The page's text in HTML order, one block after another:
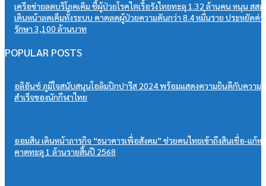
เครือข่ายลดบริโภคเค็ม ชี้ผู้ป่วยโรคไตเรื้อรังไทยทะลุ 1.32 ล้านคน หนุน สสส.
เดินหน้าลดเค็มทั้งระบบ คาดลดผู้ป่วยความดันกว่า 8.4 หมื่นราย ประหยัดค่า
รักษา 3,100 ล้านบาท
POPULAR POSTS
อลิอันซ์ ภูมิใจสนับสนุนโอลิมปิกปารีส 2024 พร้อมแสดงความยินดีกับความ
สำเร็จของนักกีฬาไทย
ออมสิน เดินหน้าภารกิจ “ธนาคารเพื่อสังคม” ช่วยคนไทยเข้าถึงสินเชื่อ-แก้ห
คาดทะลุ 1 ล้านรายสิ้นปี 2568